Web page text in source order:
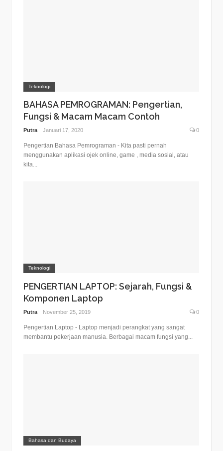
Teknologi
BAHASA PEMROGRAMAN: Pengertian,
Fungsi & Macam Macam Contoh
Putra Januari 17, 2020 0
Pengertian Bahasa Pemrograman - Kita pasti pernah
menggunakan aplikasi ojek online, game , media sosial, atau
kita...
Teknologi
PENGERTIAN LAPTOP: Sejarah, Fungsi &
Komponen Laptop
Putra November 25, 2019 0
Pengertian Laptop - Laptop menjadi perangkat yang sangat
membantu pekerjaan manusia. Berbagai macam fungsi yang...
Bahasa dan Budaya